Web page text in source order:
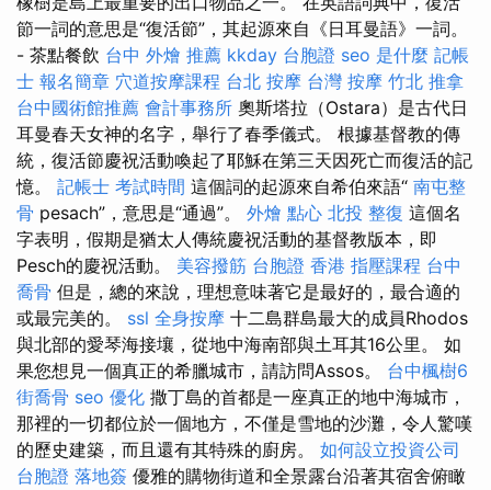
節一詞的意思是“復活節”，其起源來自《日耳曼語》一詞。
- 茶點餐飲 台中 外燴 推薦 kkday 台胞證 seo 是什麼 記帳
士 報名簡章 穴道按摩課程 台北 按摩 台灣 按摩 竹北 推拿
台中國術館推薦 會計事務所 奧斯塔拉（Ostara）是古代日
耳曼春天女神的名字，舉行了春季儀式。 根據基督教的傳
統，復活節慶祝活動喚起了耶穌在第三天因死亡而復活的記
憶。 記帳士 考試時間 這個詞的起源來自希伯來語“ 南屯整
骨 pesach”，意思是“通過”。 外燴 點心 北投 整復 這個名
字表明，假期是猶太人傳統慶祝活動的基督教版本，即
Pesch的慶祝活動。 美容撥筋 台胞證 香港 指壓課程 台中
喬骨 但是，總的來說，理想意味著它是最好的，最合適的
或最完美的。 ssl 全身按摩 十二島群島最大的成員Rhodos
與北部的愛琴海接壤，從地中海南部與土耳其16公里。 如
果您想見一個真正的希臘城市，請訪問Assos。 台中楓樹6
街喬骨 seo 優化 撒丁島的首都是一座真正的地中海城市，
那裡的一切都位於一個地方，不僅是雪地的沙灘，令人驚嘆
的歷史建築，而且還有其特殊的廚房。 如何設立投資公司
台胞證 落地簽 優雅的購物街道和全景露台沿著其宿舍俯瞰